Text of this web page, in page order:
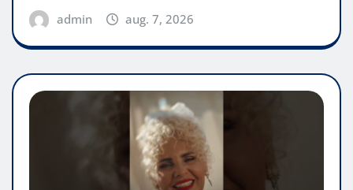
admin aug. 7, 2026